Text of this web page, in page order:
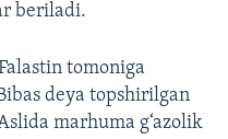
beriladi.
tomoniga
deya topshirilgan
marhuma g‘azolik